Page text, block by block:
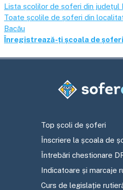
Lista școlilor de șoferi din județul
Toate școlile de șoferi din
Bacău
Înregistrează-ți școala de șoferi
Top școli de șoferi
Înscriere la școala de
Întrebări chestionare
Indicatoare și marcaje
Curs de legislație